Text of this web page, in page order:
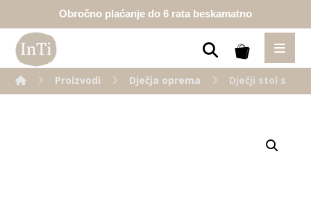
Obročno plaćanje do 6 rata beskamatno
Proizvodi Dječja oprema Dječji stol s 2